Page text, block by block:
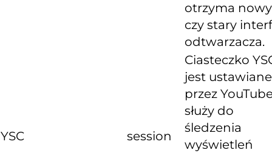
otrzyma
czy stary
odtwarzacza.
YSC session
Ciasteczko
jest ustawiane
przez
służy do
śledzenia
wyświetleń